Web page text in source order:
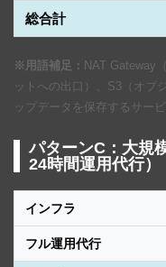
総合計
※用語補足： NAT Gateway
ットへの出口）、S3（オブ
ップデータを保存するサービ
パターンC：大規
24時間運用代行）
インフラ
フル運用代行